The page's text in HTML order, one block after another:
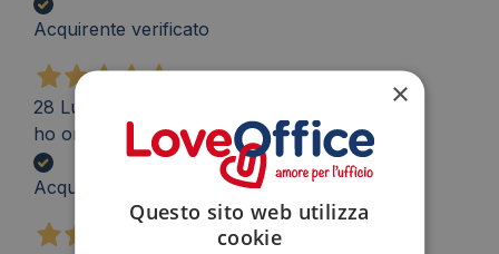
Acquirente verificato
28 Luglio 2026
ho ordinato per caso, cercando sul web
Acquirente verificato
×
Questo sito web utilizza
cookie